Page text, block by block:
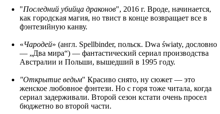
"Последний убийца драконов", 2016 г. Вроде, начинается,
как городская магия, но твист в конце возвращает все в
фэнтезийную канву.
«Чародей» (англ. Spellbinder, польск. Dwa światy, дословно
— „Два мира“) — фантастический сериал производства
Австралии и Польши, вышедший в 1995 году.
"Открытие ведьм" Красиво снято, ну сюжет — это
женское любовное фэнтези. Но с горя тоже читала, когда
сериал задерживали. Второй сезон кстати очень просел
бюджетно во второй части.